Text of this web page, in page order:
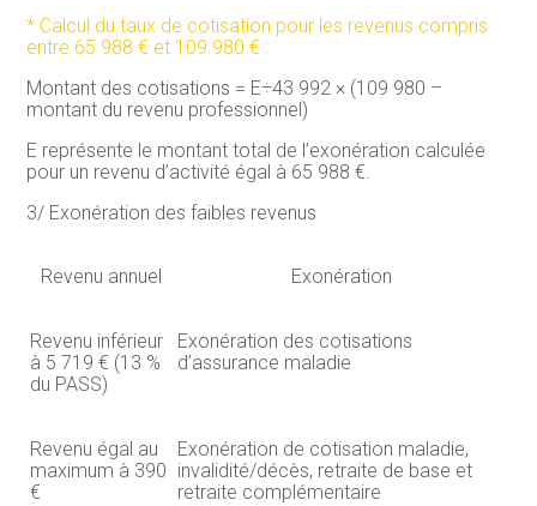
* Calcul du taux de cotisation pour les revenus compris
entre 65 988 € et 109 980 € :
Montant des cotisations = E÷43 992 × (109 980 –
montant du revenu professionnel)
E représente le montant total de l’exonération calculée
pour un revenu d’activité égal à 65 988 €.
3/ Exonération des faibles revenus
Revenu annuel Exonération
Revenu inférieur
à 5 719 € (13 %
du PASS)
Exonération des cotisations
d’assurance maladie
Revenu égal au
maximum à 390
€
Exonération de cotisation maladie,
invalidité/décès, retraite de base et
retraite complémentaire